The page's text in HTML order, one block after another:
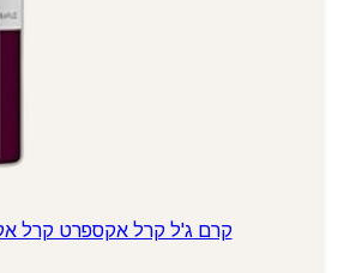
קרם ג'ל קרל אקספרט קרל